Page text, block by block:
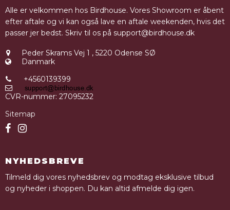
Alle er velkommen hos Birdhouse. Vores Showroom er åbent
efter aftale og vi kan også lave en aftale weekenden, hvis det
passer jer bedst. Skriv til os på support@birdhouse.dk
Peder Skrams Vej 1 , 5220 Odense SØ
Danmark
+4560139399
CVR-nummer: 27095232
Sitemap
NYHEDSBREVE
Tilmeld dig vores nyhedsbrev og modtag eksklusive tilbud
og nyheder i shoppen. Du kan altid afmelde dig igen.